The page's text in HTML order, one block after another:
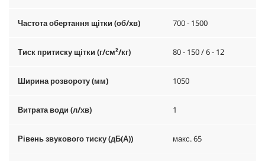
Частота обертання щітки (об/хв) 700 - 1500
Тиск притиску щітки (г/см²/кг) 80 - 150 / 6 - 12
Ширина розвороту (мм) 1050
Витрата води (л/хв) 1
Рівень звукового тиску (дБ(А)) макс. 65